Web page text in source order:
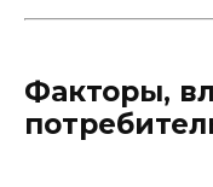
Факторы,